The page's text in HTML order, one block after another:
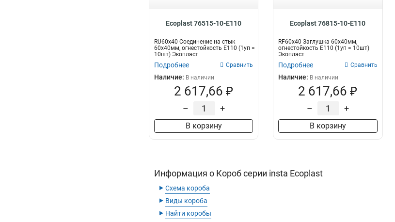
Ecoplast 76515-10-E110
RU60х40 Cоединение на стык
60х40мм, огнестойкость E110 (1уп =
10шт) Экопласт
Подробнее Сравнить
Наличие: В наличии
2 617,66 ₽
– +
В корзину
Ecoplast 76815-10-E110
RF60х40 Заглушка 60х40мм,
огнестойкость E110 (1уп = 10шт)
Экопласт
Подробнее Сравнить
Наличие: В наличии
2 617,66 ₽
– +
В корзину
Информация о Короб серии insta Ecoplast
‣ Схема короба
‣ Виды короба
‣ Найти коробы